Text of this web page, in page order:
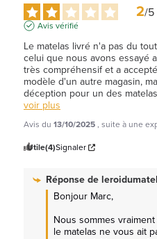
2/5
Avis vérifié
Le matelas livré n'a pas du
celui que nous avons essayé
très compréhensif et a
modèle d'un autre magasin,
déception pour un des
voir plus
Avis du 13/10/2025, suite à une
Utile(4)Signaler
Réponse de
Bonjour Marc,
Nous sommes
le matelas ne vous ait